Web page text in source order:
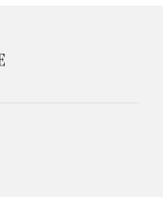
KONTAKTINFORMASJON